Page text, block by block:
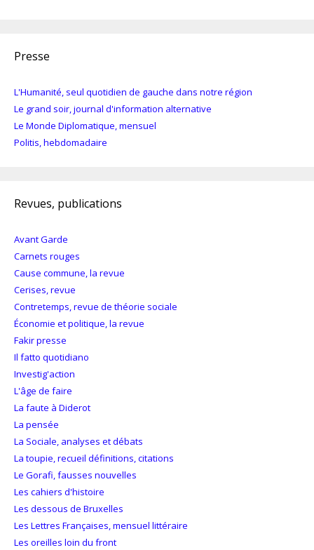
Presse
L'Humanité, seul quotidien de gauche dans notre région
Le grand soir, journal d'information alternative
Le Monde Diplomatique, mensuel
Politis, hebdomadaire
Revues, publications
Avant Garde
Carnets rouges
Cause commune, la revue
Cerises, revue
Contretemps, revue de théorie sociale
Économie et politique, la revue
Fakir presse
Il fatto quotidiano
Investig'action
L'âge de faire
La faute à Diderot
La pensée
La Sociale, analyses et débats
La toupie, recueil définitions, citations
Le Gorafi, fausses nouvelles
Les cahiers d'histoire
Les dessous de Bruxelles
Les Lettres Françaises, mensuel littéraire
Les oreilles loin du front